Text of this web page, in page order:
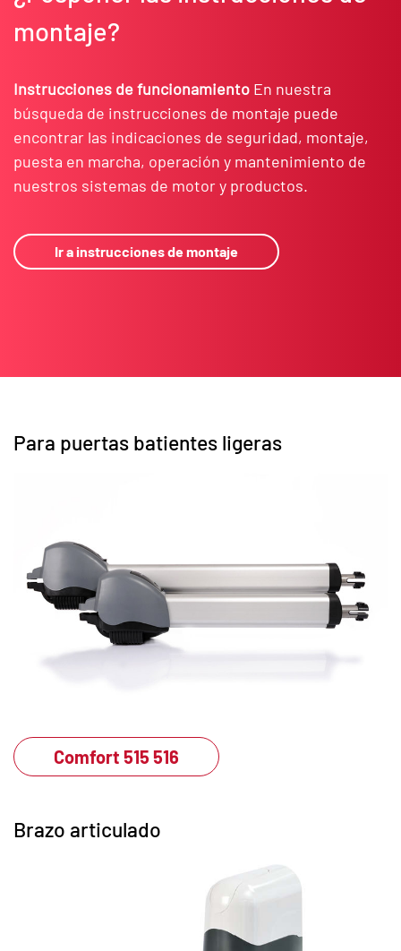
montaje?
Instrucciones de funcionamiento En nuestra
búsqueda de instrucciones de montaje puede
encontrar las indicaciones de seguridad, montaje,
puesta en marcha, operación y mantenimiento de
nuestros sistemas de motor y productos.
Ir a instrucciones de montaje
Para puertas batientes ligeras
Comfort 515 516
Brazo articulado